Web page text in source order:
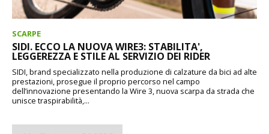
SCARPE
SIDI. ECCO LA NUOVA WIRE3: STABILITA',
LEGGEREZZA E STILE AL SERVIZIO DEI RIDER
SIDI, brand specializzato nella produzione di calzature da bici ad alte
prestazioni, prosegue il proprio percorso nel campo
dell’innovazione presentando la Wire 3, nuova scarpa da strada che
unisce traspirabilità,...